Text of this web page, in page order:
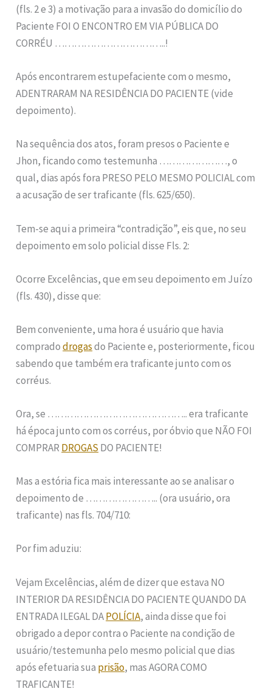
(fls. 2 e 3) a motivação para a invasão do domicílio do
Paciente FOI O ENCONTRO EM VIA PÚBLICA DO
CORRÉU ……………………………..!
Após encontrarem estupefaciente com o mesmo,
ADENTRARAM NA RESIDÊNCIA DO PACIENTE (vide
depoimento).
Na sequência dos atos, foram presos o Paciente e
Jhon, ficando como testemunha …………………, o
qual, dias após fora PRESO PELO MESMO POLICIAL com
a acusação de ser traficante (fls. 625/650).
Tem-se aqui a primeira “contradição”, eis que, no seu
depoimento em solo policial disse Fls. 2:
Ocorre Excelências, que em seu depoimento em Juízo
(fls. 430), disse que:
Bem conveniente, uma hora é usuário que havia
compradodrogasdo Paciente e, posteriormente, ficou
sabendo que também era traficante junto com os
corréus.
Ora, se …………………………………….. era traficante
há época junto com os corréus, por óbvio que NÃO FOI
COMPRAR DROGAS DO PACIENTE!
Mas a estória fica mais interessante ao se analisar o
depoimento de ………………….. (ora usuário, ora
traficante) nas fls. 704/710:
Por fim aduziu:
Vejam Excelências, além de dizer que estava NO
INTERIOR DA RESIDÊNCIA DO PACIENTE QUANDO DA
ENTRADA ILEGAL DAPOLÍCIA, ainda disse que foi
obrigado a depor contra o Paciente na condição de
usuário/testemunha pelo mesmo policial que dias
após efetuaria sua prisão, mas AGORA COMO
TRAFICANTE!